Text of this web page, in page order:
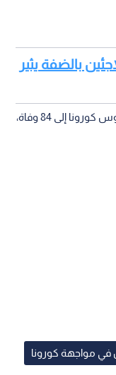
بالضفة يثير
وبهذه الوفاة ترتفع حصيلة الوفيات جراء فيروس كورونا إلى 84 وفاة،
مواجهة كورونا